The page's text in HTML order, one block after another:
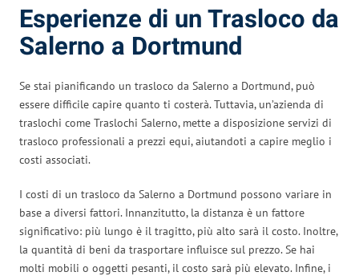
Esperienze di un Trasloco da
Salerno a Dortmund
Se stai pianificando un trasloco da Salerno a Dortmund, può
essere difficile capire quanto ti costerà. Tuttavia, un’azienda di
traslochi come Traslochi Salerno, mette a disposizione servizi di
trasloco professionali a prezzi equi, aiutandoti a capire meglio i
costi associati.
I costi di un trasloco da Salerno a Dortmund possono variare in
base a diversi fattori. Innanzitutto, la distanza è un fattore
significativo: più lungo è il tragitto, più alto sarà il costo. Inoltre,
la quantità di beni da trasportare influisce sul prezzo. Se hai
molti mobili o oggetti pesanti, il costo sarà più elevato. Infine, i